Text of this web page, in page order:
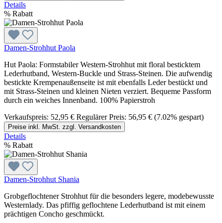
Details
% Rabatt
Damen-Strohhut Paola
Hut Paola: Formstabiler Western-Strohhut mit floral besticktem
Lederhutband, Western-Buckle und Strass-Steinen. Die aufwendig
bestickte Krempenaußenseite ist mit ebenfalls Leder bestückt und
mit Strass-Steinen und kleinen Nieten verziert. Bequeme Passform
durch ein weiches Innenband. 100% Papierstroh
Verkaufspreis: 52,95 € Regulärer Preis: 56,95 € (7.02% gespart)
Preise inkl. MwSt. zzgl. Versandkosten
Details
% Rabatt
Damen-Strohhut Shania
Grobgeflochtener Strohhut für die besonders legere, modebewusste
Westernlady. Das pfiffig geflochtene Lederhutband ist mit einem
prächtigen Concho geschmückt.